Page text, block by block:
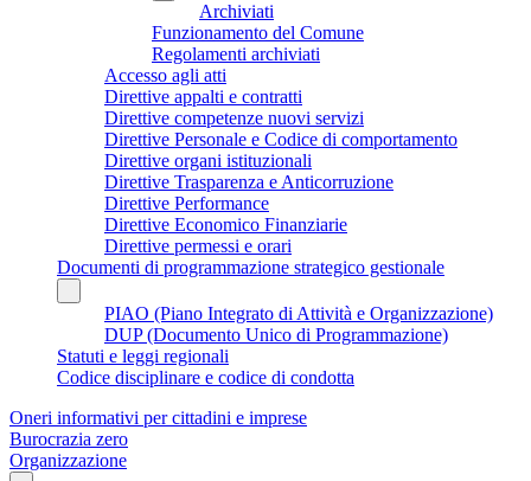
Archiviati
Funzionamento del Comune
Regolamenti archiviati
Accesso agli atti
Direttive appalti e contratti
Direttive competenze nuovi servizi
Direttive Personale e Codice di comportamento
Direttive organi istituzionali
Direttive Trasparenza e Anticorruzione
Direttive Performance
Direttive Economico Finanziarie
Direttive permessi e orari
Documenti di programmazione strategico gestionale
PIAO (Piano Integrato di Attività e Organizzazione)
DUP (Documento Unico di Programmazione)
Statuti e leggi regionali
Codice disciplinare e codice di condotta
Oneri informativi per cittadini e imprese
Burocrazia zero
Organizzazione